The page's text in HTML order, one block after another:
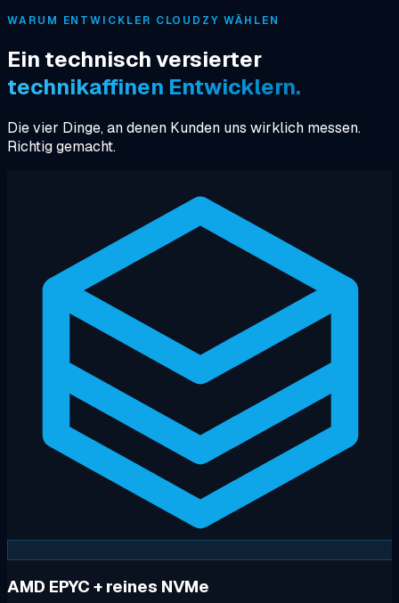
WARUM ENTWICKLER CLOUDZY WÄHLEN
Ein technisch versierter
technikaffinen Entwicklern.
Die vier Dinge, an denen Kunden uns wirklich messen.
Richtig gemacht.
AMD EPYC + reines NVMe